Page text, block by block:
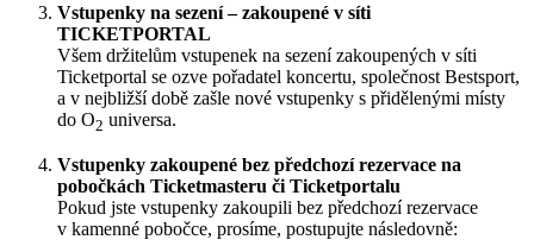
Vstupenky na sezení – zakoupené v síti
TICKETPORTAL
Všem držitelům vstupenek na sezení zakoupených v síti
Ticketportal se ozve pořadatel koncertu, společnost Bestsport,
a v nejbližší době zašle nové vstupenky s přidělenými místy
do O2 universa.
Vstupenky zakoupené bez předchozí rezervace na
pobočkách Ticketmasteru či Ticketportalu
Pokud jste vstupenky zakoupili bez předchozí rezervace
v kamenné pobočce, prosíme, postupujte následovně: